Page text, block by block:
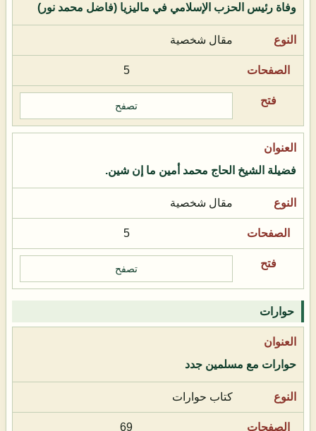
وفاة رئيس الحزب الإسلامي في ماليزيا (فاضل محمد نور)
مقال شخصية
5
تصفح
فضيلة الشيخ الحاج محمد أمين ما إن شين.
مقال شخصية
5
تصفح
حوارات
حوارات مع مسلمين جدد
كتاب حوارات
69